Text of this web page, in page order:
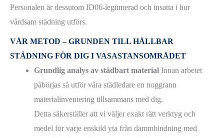
Personalen är dessutom ID06-legitmerad och insatta i hur
vårdsam städning utförs.
VÅR METOD – GRUNDEN TILL HÅLLBAR
STÄDNING FÖR DIG I VASASTANSOMRÅDET
Grundlig analys av städbart material Innan arbetet
påbörjas så utför våra städledare en noggrann
materialinventering tillsammans med dig.
Detta säkerställer att vi väljer exakt rätt verktyg och
medel för varje enskild yta från dammbindning med